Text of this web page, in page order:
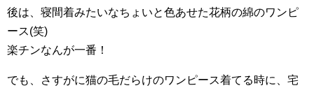
後は、寝間着みたいなちょいと色あせた花柄の綿のワンピ
ース(笑)
楽チンなんが一番！
でも、さすがに猫の毛だらけのワンピース着てる時に、宅